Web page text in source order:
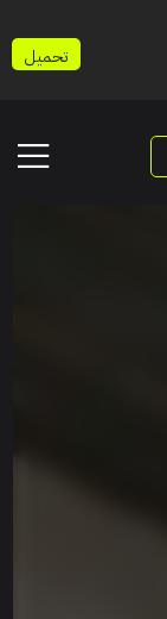
تحميل